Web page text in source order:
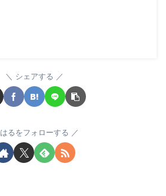
シェアする
はるをフォローする